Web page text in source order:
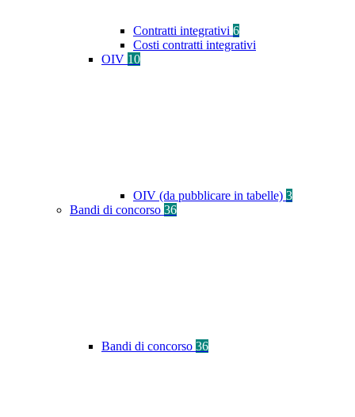
Contratti integrativi 6
Costi contratti integrativi
OIV 10
OIV (da pubblicare in tabelle) 3
Bandi di concorso 36
Bandi di concorso 36